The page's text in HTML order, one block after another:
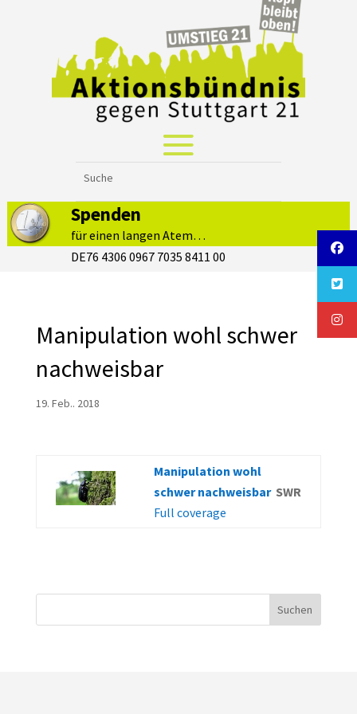
Spenden
für einen langen Atem…
DE76 4306 0967 7035 8411 00
Manipulation wohl schwer
nachweisbar
19. Feb.. 2018
Manipulation wohl
schwer nachweisbar SWR
Full coverage
Suchen